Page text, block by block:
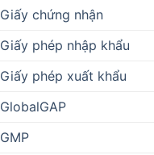
Giấy chứng nhận
Giấy phép nhập khẩu
Giấy phép xuất khẩu
GlobalGAP
GMP